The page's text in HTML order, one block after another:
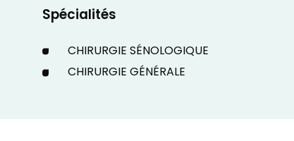
Spécialités
CHIRURGIE SÉNOLOGIQUE
CHIRURGIE GÉNÉRALE